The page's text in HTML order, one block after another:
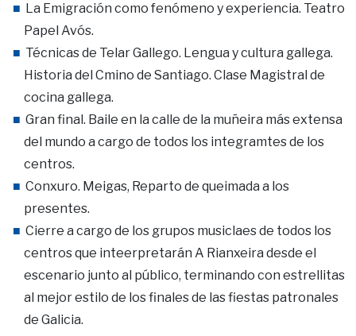
La Emigración como fenómeno y experiencia. Teatro
Papel Avós.
Técnicas de Telar Gallego. Lengua y cultura gallega.
Historia del Cmino de Santiago. Clase Magistral de
cocina gallega.
Gran final. Baile en la calle de la muñeira más extensa
del mundo a cargo de todos los integramtes de los
centros.
Conxuro. Meigas, Reparto de queimada a los
presentes.
Cierre a cargo de los grupos musiclaes de todos los
centros que inteerpretarán A Rianxeira desde el
escenario junto al público, terminando con estrellitas
al mejor estilo de los finales de las fiestas patronales
de Galicia.